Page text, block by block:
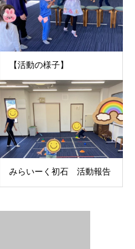
【活動の様子】
みらいーく初石 活動報告